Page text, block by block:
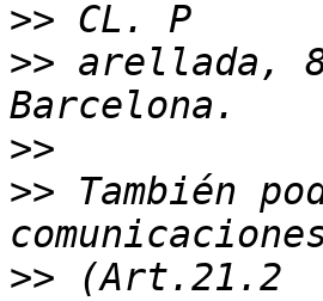
>>
>> arellada,
>>
>> También
>>